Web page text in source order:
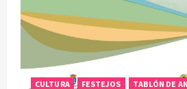
CULTURA FESTEJOS TABLÓN DE